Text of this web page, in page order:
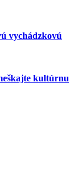
vychádzkovú
kultúrnu